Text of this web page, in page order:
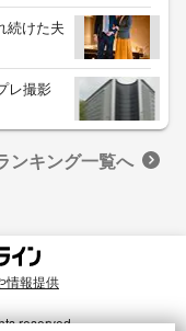
続けた夫
レ撮影
ンキング一覧へ
情報提供
reserved.